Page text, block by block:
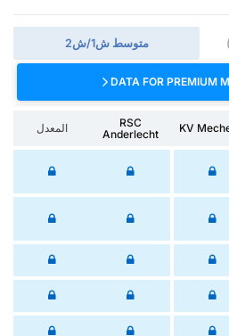
متوسط ش1/ش2
DATA FOR PREMIUM
KV
RSC
Anderlecht
المعدل